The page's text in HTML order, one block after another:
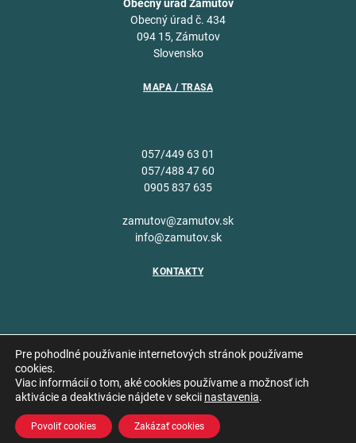
Obecný úrad Zámutov
Obecný úrad č. 434
094 15, Zámutov
Slovensko
MAPA / TRASA
057/449 63 01
057/488 47 60
0905 837 635
zamutov@zamutov.sk
info@zamutov.sk
KONTAKTY
Copyright © 2026 Obec
Pre pohodlné používanie internetových stránok používame
cookies.
Viac informácií o tom, aké cookies používame a možnosť ich
aktivácie a deaktivácie nájdete v sekcii nastavenia.
Povoliť cookies Zakázať cookies